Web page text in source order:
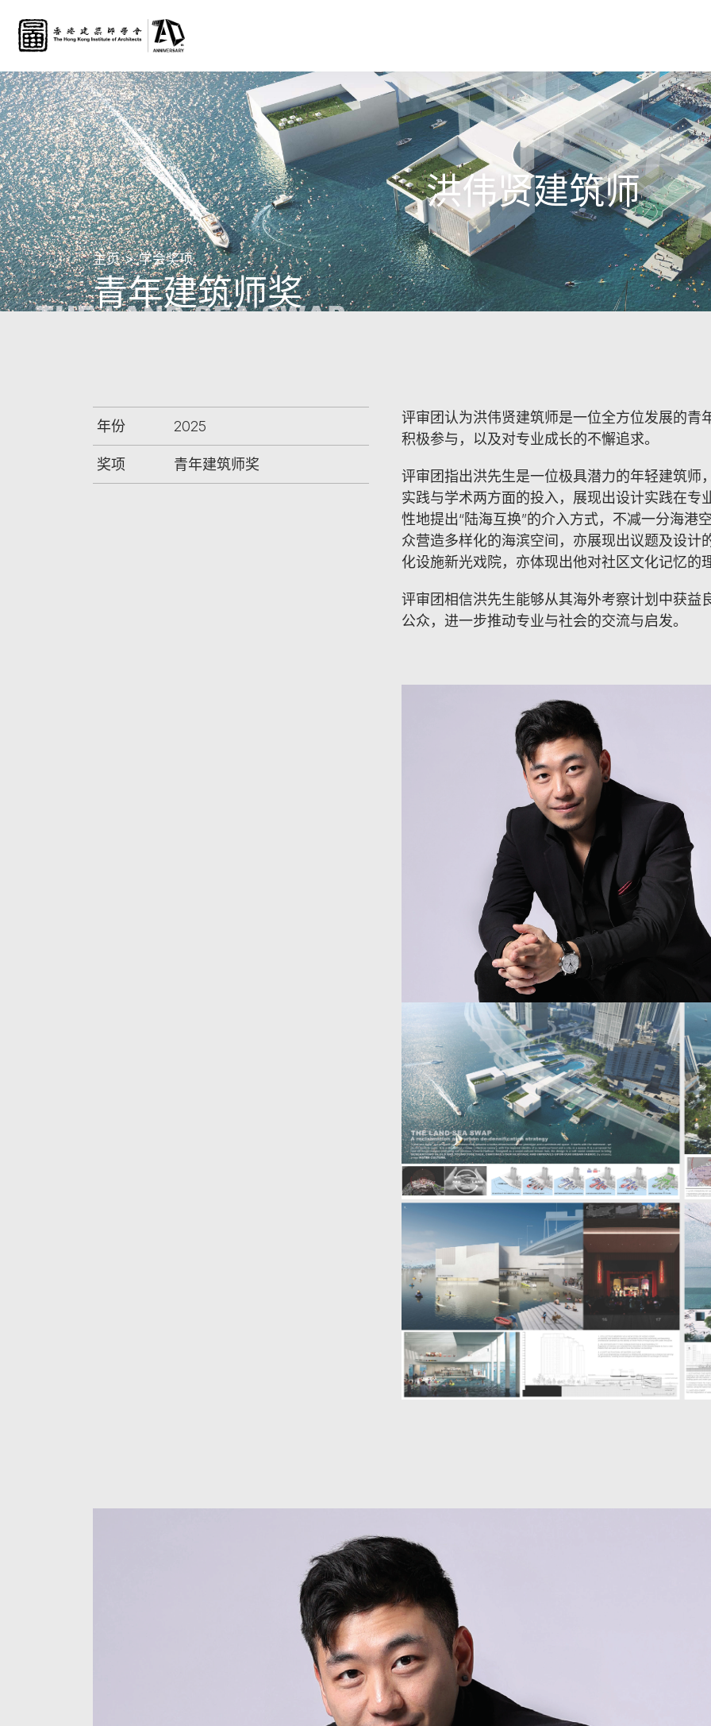
洪伟贤建筑师
主页 学会奖项
青年建筑师奖
年份 2025
奖项 青年建筑师奖
评审团认为洪伟贤建筑师是一位全方位发展的青
积极参与，以及对专业成长的不懈追求。
评审团指出洪先生是一位极具潜力的年轻建筑师
实践与学术两方面的投入，展现出设计实践在专
性地提出“陆海互换”的介入方式，不减一分海港
众营造多样化的海滨空间，亦展现出议题及设计
化设施新光戏院，亦体现出他对社区文化记忆的
评审团相信洪先生能够从其海外考察计划中获益
公众，进一步推动专业与社会的交流与启发。